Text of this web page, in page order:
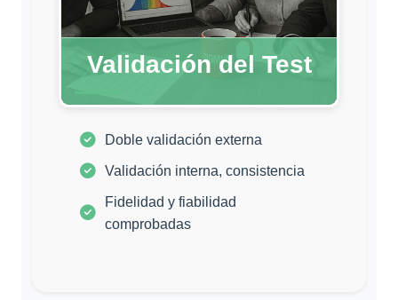
Validación del Test
Doble validación externa
Validación interna, consistencia
Fidelidad y fiabilidad
comprobadas